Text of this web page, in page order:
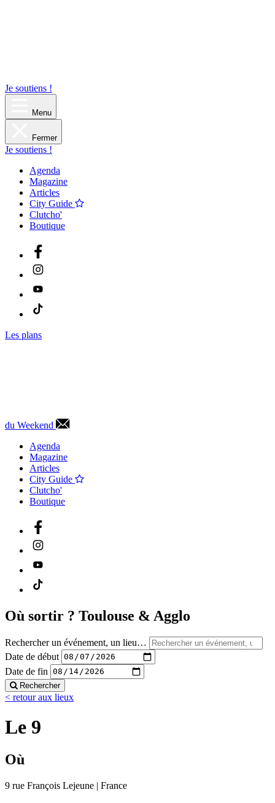
Je soutiens !
Menu
Fermer
Je soutiens !
Agenda
Magazine
Articles
City Guide
Clutcho'
Boutique
Les plans
du Weekend
Agenda
Magazine
Articles
City Guide
Clutcho'
Boutique
Où sortir ? Toulouse & Agglo
Rechercher un événement, un lieu…
Date de début
Date de fin
Rechercher
< retour aux lieux
Le 9
Où
9 rue François Lejeune | France